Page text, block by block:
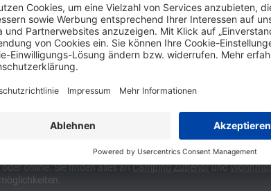
München und Stuttgart, 10 Minuten vor der Stadtgrenze
kompakte Camper Vans, oder den puren Luxus. Ob
Camping und Caravaning! Wohnmobilverkauf und
oder online. Sie finden alles anCampingZubehörund